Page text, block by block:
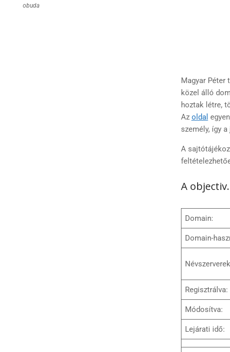
Magyar Péter
közel álló
hoztak létre,
Az oldal
személy, így
A
A
Domain:
Domain-
Regisztrálva:
Módosítva:
Lejárati idő:
obuda